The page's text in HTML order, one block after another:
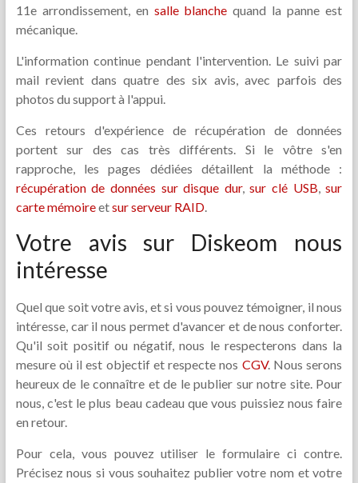
11e arrondissement, en salle blanche quand la panne est
mécanique.
L'information continue pendant l'intervention. Le suivi par
mail revient dans quatre des six avis, avec parfois des
photos du support à l'appui.
Ces retours d'expérience de récupération de données
portent sur des cas très différents. Si le vôtre s'en
rapproche, les pages dédiées détaillent la méthode :
récupération de données sur disque dur,sur clé USB,sur
carte mémoireetsur serveur RAID.
Votre avis sur Diskeom nous
intéresse
Quel que soit votre avis, et si vous pouvez témoigner, il nous
intéresse, car il nous permet d'avancer et de nous conforter.
Qu'il soit positif ou négatif, nous le respecterons dans la
mesure où il est objectif et respecte nos CGV. Nous serons
heureux de le connaître et de le publier sur notre site. Pour
nous, c'est le plus beau cadeau que vous puissiez nous faire
en retour.
Pour cela, vous pouvez utiliser le formulaire ci contre.
Précisez nous si vous souhaitez publier votre nom et votre